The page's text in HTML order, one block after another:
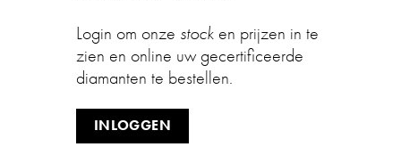
Login om onze stock en prijzen in te
zien en online uw gecertificeerde
diamanten te bestellen.
INLOGGEN